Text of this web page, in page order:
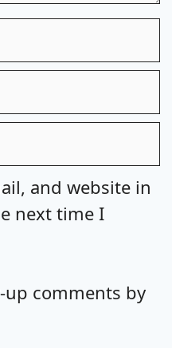
and website in
next time I
comments by